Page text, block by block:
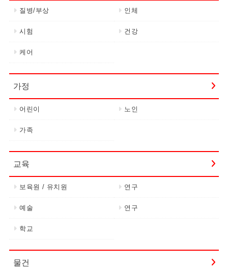
질병/부상 인체
시험 건강
케어
가정
어린이 노인
가족
교육
보육원 / 유치원 연구
예술 연구
학교
물건